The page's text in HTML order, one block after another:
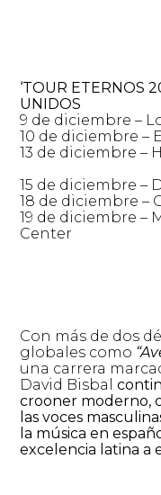
‘TOUR ETERNOS
UNIDOS
9 de diciembre –
10 de diciembre –
13 de diciembre –
15 de diciembre –
18 de diciembre –
19 de diciembre –
Center
Con más de dos
globales como
una carrera
David Bisbal
crooner moderno,
las voces
la música en
excelencia latina a